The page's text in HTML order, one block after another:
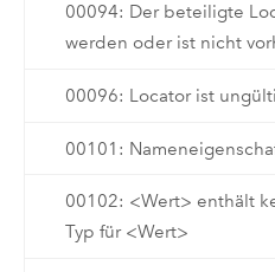
00094: Der beteiligte
werden oder ist nicht
00096: Locator ist
00101:
00102: <Wert> enthält
Typ für <Wert>